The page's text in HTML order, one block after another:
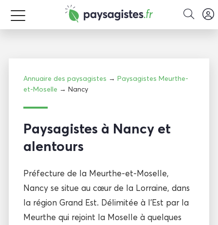
Annuaire des paysagistes → Paysagistes Meurthe-
et-Moselle → Nancy
Paysagistes à Nancy et
alentours
Préfecture de la Meurthe-et-Moselle,
Nancy se situe au cœur de la Lorraine, dans
la région Grand Est. Délimitée à l’Est par la
Meurthe qui rejoint la Moselle à quelques